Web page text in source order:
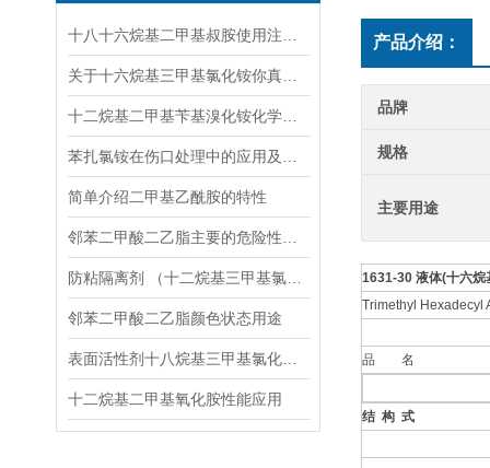
简单介绍二甲基乙酰胺的特性
邻苯二甲酸二乙脂颜色状态用途
十二烷基二甲基氧化胺性能应用
产品介绍：
品牌
规格
主要用途
1631-30 液体(十六烷
Trimethyl Hexadecyl
品 名
结 构 式